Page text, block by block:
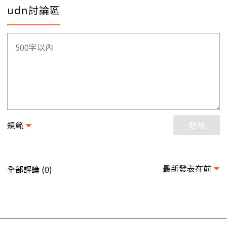
udn討論區
規範 發布
全部評論 (0) 最新發表在前